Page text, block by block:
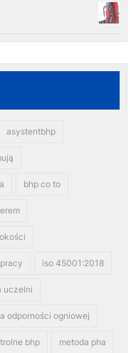
asystentbhp
bhp co to
iso 45001:2018
uczelni
odporności ogniowej
bhp metoda pha